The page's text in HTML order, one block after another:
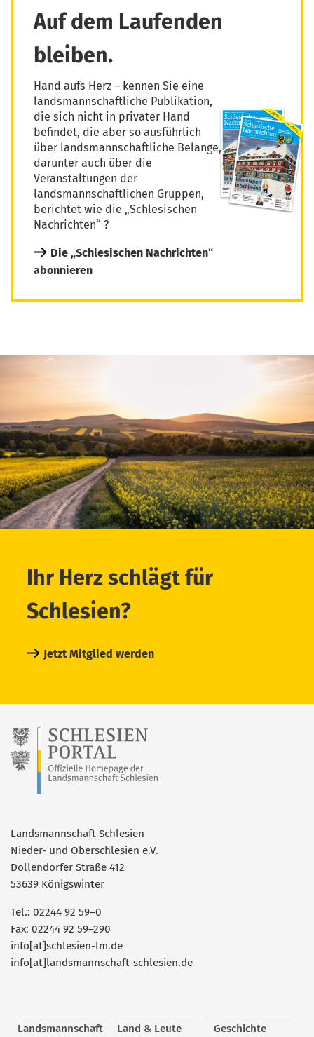
Auf dem Laufenden
bleiben.
Hand aufs Herz – kennen Sie eine
landsmannschaftliche Publikation,
die sich nicht in privater Hand
befindet, die aber so ausführlich
über landsmannschaftliche Belange,
darunter auch über die
Veranstaltungen der
landsmannschaftlichen Gruppen,
berichtet wie die „Schlesischen
Nachrichten“ ?
Die „Schlesischen Nachrichten“
abonnieren
Ihr Herz schlägt für
Schlesien?
Jetzt Mitglied werden
Landsmannschaft Schlesien
Nieder- und Oberschlesien e.V.
Dollendorfer Straße 412
53639 Königswinter
Tel.: 02244 92 59–0
Fax: 02244 92 59–290
info[at]schlesien-lm.de
info[at]landsmannschaft-schlesien.de
Landsmannschaft Land & Leute Geschichte